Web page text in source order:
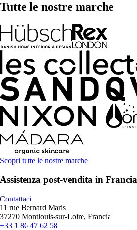
Tutte le nostre marche
Scopri tutte le nostre marche
Assistenza post-vendita in Francia
Contattaci
11 rue Bernard Maris
37270 Montlouis-sur-Loire, Francia
+33 1 86 47 62 58